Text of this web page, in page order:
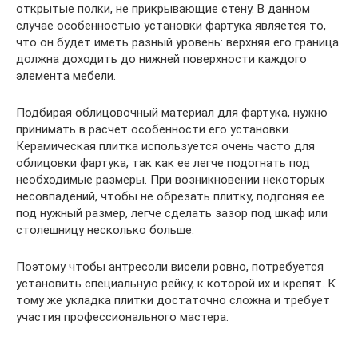
открытые полки, не прикрывающие стену. В данном
случае особенностью установки фартука является то,
что он будет иметь разный уровень: верхняя его граница
должна доходить до нижней поверхности каждого
элемента мебели.
Подбирая облицовочный материал для фартука, нужно
принимать в расчет особенности его установки.
Керамическая плитка используется очень часто для
облицовки фартука, так как ее легче подогнать под
необходимые размеры. При возникновении некоторых
несовпадений, чтобы не обрезать плитку, подгоняя ее
под нужный размер, легче сделать зазор под шкаф или
столешницу несколько больше.
Поэтому чтобы антресоли висели ровно, потребуется
установить специальную рейку, к которой их и крепят. К
тому же укладка плитки достаточно сложна и требует
участия профессионального мастера.